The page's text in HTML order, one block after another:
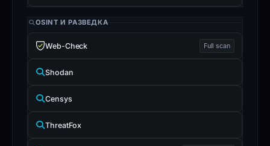
OSINT И РАЗВЕДКА
Web-Check Full scan
Shodan
Censys
ThreatFox